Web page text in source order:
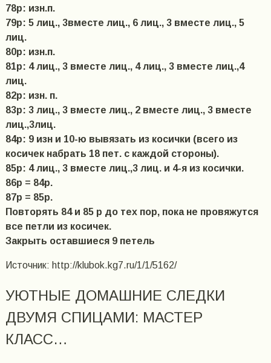
78р: изн.п.
79р: 5 лиц., 3вместе лиц., 6 лиц., 3 вместе лиц., 5
лиц.
80р: изн.п.
81р: 4 лиц., 3 вместе лиц., 4 лиц., 3 вместе лиц.,4
лиц.
82р: изн. п.
83р: 3 лиц., 3 вместе лиц., 2 вместе лиц., 3 вместе
лиц.,3лиц.
84р: 9 изн и 10-ю вывязать из косички (всего из
косичек набрать 18 пет. с каждой стороны).
85р: 4 лиц., 3 вместе лиц.,3 лиц. и 4-я из косички.
86р = 84р.
87р = 85р.
Повторять 84 и 85 р до тех пор, пока не провяжутся
все петли из косичек.
Закрыть оставшиеся 9 петель
Источник: http://klubok.kg7.ru/1/1/5162/
УЮТНЫЕ ДОМАШНИЕ СЛЕДКИ
ДВУМЯ СПИЦАМИ: МАСТЕР
КЛАСС…